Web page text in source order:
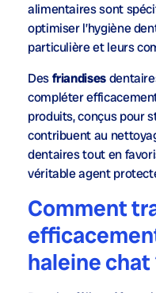
alimentaires sont
optimiser l’hygiène
particulière et leurs
Desfriandises
compléter
produits, conçus pour
contribuent au
dentaires tout en
véritable agent
Comment
haleine chat